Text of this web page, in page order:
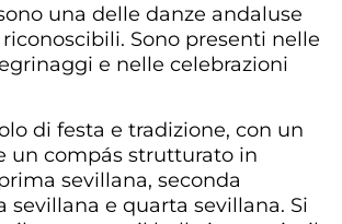
una delle danze andaluse
Sono presenti nelle
e nelle celebrazioni
di festa e tradizione, con un
un compás strutturato in
sevillana, seconda
sevillana e quarta sevillana. Si